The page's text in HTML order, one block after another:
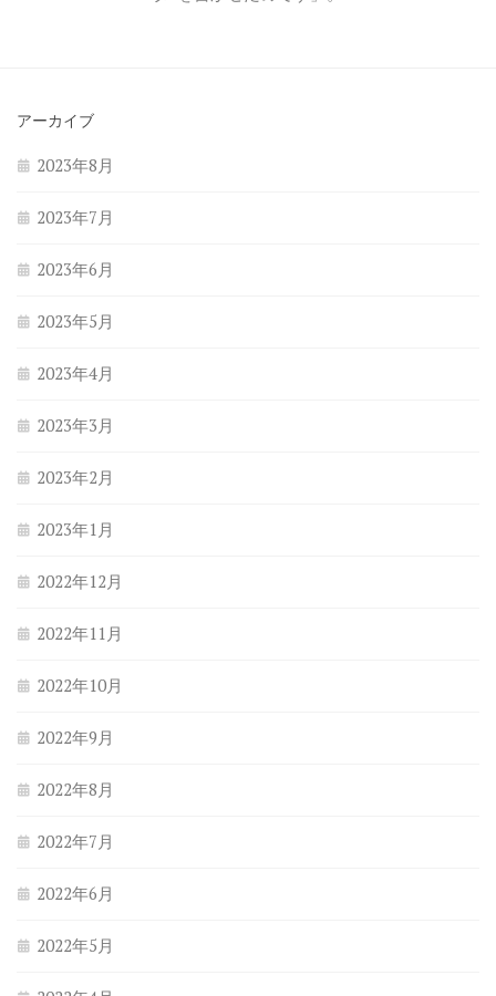
アーカイブ
2023年8月
2023年7月
2023年6月
2023年5月
2023年4月
2023年3月
2023年2月
2023年1月
2022年12月
2022年11月
2022年10月
2022年9月
2022年8月
2022年7月
2022年6月
2022年5月